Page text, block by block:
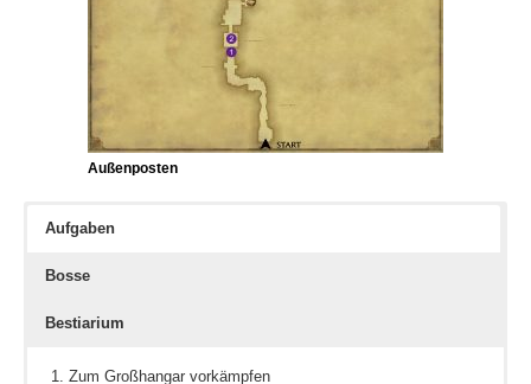
Außenposten
Aufgaben
Bosse
Bestiarium
Zum Großhangar vorkämpfen